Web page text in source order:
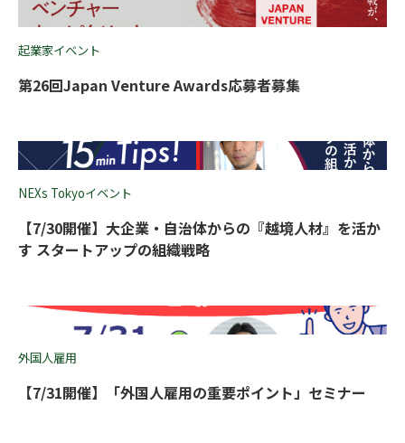
起業家イベント
第26回Japan Venture Awards応募者募集
NEXs Tokyoイベント
【7/30開催】大企業・自治体からの『越境人材』を活か
す スタートアップの組織戦略
外国人雇用
【7/31開催】「外国人雇用の重要ポイント」セミナー